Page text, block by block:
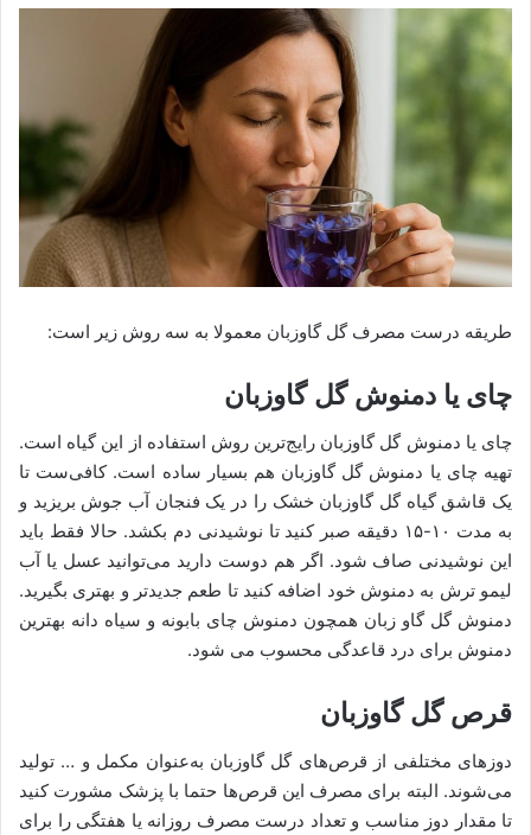
طریقه درست مصرف گل گاوزبان معمولا به سه روش زیر است:
چای یا دمنوش گل گاوزبان
چای یا دمنوش گل‌ گاو‌زبان رایج‌ترین روش استفاده از این گیاه است.
تهیه چای یا دمنوش گل گاوزبان هم بسیار ساده است. کافی‌‌ست تا
یک قاشق گیاه گل گاوزبان خشک را در یک فنجان آب جوش بریزید و
به مدت ۱۰-۱۵ دقیقه صبر کنید تا نوشیدنی دم بکشد. حالا فقط باید
این نوشیدنی صاف شود. اگر هم دوست دارید می‌توانید عسل یا آب
لیمو ترش به دمنوش خود اضافه کنید تا طعم جدیدتر و بهتری بگیرید.
دمنوش گل گاو زبان همچون دمنوش چای بابونه و سیاه دانه بهترین
دمنوش برای درد قاعدگی محسوب می شود.
قرص گل گاوزبان
دوزهای مختلفی از قرص‌های گل گاوزبان به‌عنوان مکمل و … تولید
می‌شوند. البته برای مصرف این قرص‌ها حتما با پزشک مشورت کنید
تا مقدار دوز مناسب و تعداد درست مصرف روزانه یا هفتگی را برای